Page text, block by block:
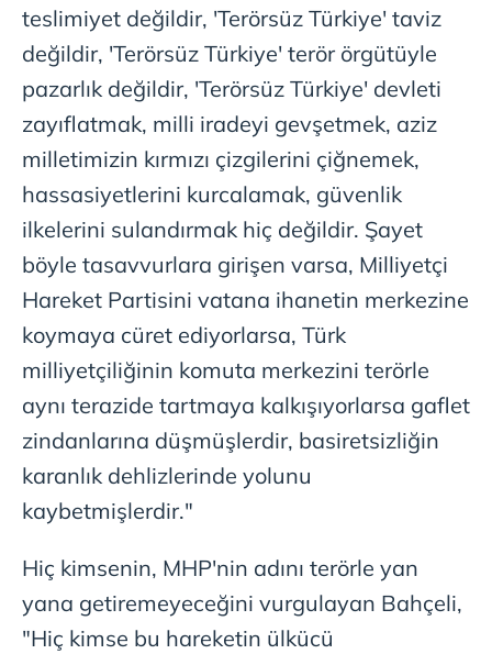
teslimiyet değildir, 'Terörsüz Türkiye' taviz
değildir, 'Terörsüz Türkiye' terör örgütüyle
pazarlık değildir, 'Terörsüz Türkiye' devleti
zayıflatmak, milli iradeyi gevşetmek, aziz
milletimizin kırmızı çizgilerini çiğnemek,
hassasiyetlerini kurcalamak, güvenlik
ilkelerini sulandırmak hiç değildir. Şayet
böyle tasavvurlara girişen varsa, Milliyetçi
Hareket Partisini vatana ihanetin merkezine
koymaya cüret ediyorlarsa, Türk
milliyetçiliğinin komuta merkezini terörle
aynı terazide tartmaya kalkışıyorlarsa gaflet
zindanlarına düşmüşlerdir, basiretsizliğin
karanlık dehlizlerinde yolunu
kaybetmişlerdir."
Hiç kimsenin, MHP'nin adını terörle yan
yana getiremeyeceğini vurgulayan Bahçeli,
"Hiç kimse bu hareketin ülkücü